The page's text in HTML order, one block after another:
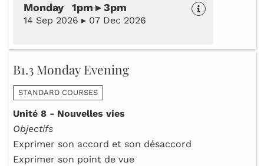
Monday 1pm ▸ 3pm
14 Sep 2026 ▸ 07 Dec 2026
B1.3 Monday Evening
STANDARD COURSES
Unité 8 - Nouvelles vies
Objectifs
Exprimer son accord et son désaccord
Exprimer son point de vue